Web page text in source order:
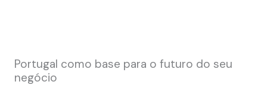
Portugal como base para o futuro do seu
negócio